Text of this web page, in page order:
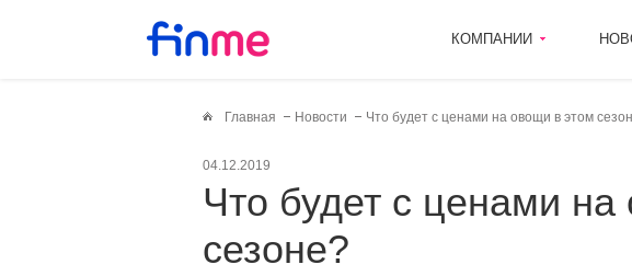
КОМПАНИИ
Главная Новости Что будет с ценами на овощи в этом
04.12.2019
Что будет с ценами на овощи в этом
сезоне?